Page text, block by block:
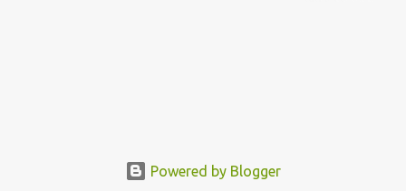
valori umani, fatti di rapporti sociali, come amicizia, amore,
Powered by Blogger